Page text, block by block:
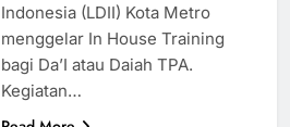
Indonesia (LDII) Kota Metro
menggelar In House Training
bagi Da’I atau Daiah TPA.
Kegiatan…